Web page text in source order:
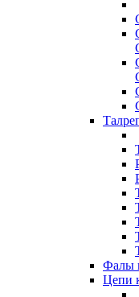
Фалы
Цепи